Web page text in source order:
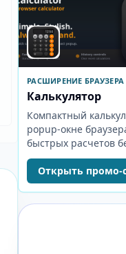
РАСШИРЕНИЕ БРАУЗЕРА
Калькулятор
Компактный
popup-окне
быстрых расчетов
отдельной вкладки.
Открыть промо-